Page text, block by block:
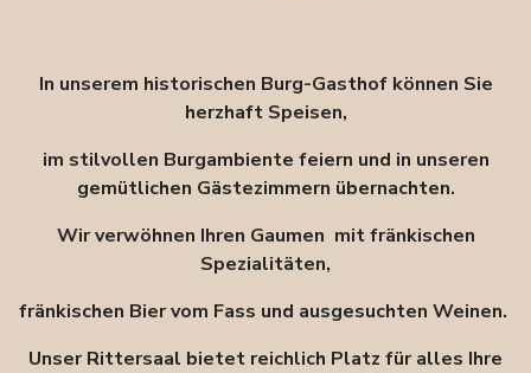
In unserem historischen Burg-Gasthof können Sie
herzhaft Speisen,
im stilvollen Burgambiente feiern und in unseren
gemütlichen Gästezimmern übernachten.
Wir verwöhnen Ihren Gaumen mit fränkischen
Spezialitäten,
fränkischen Bier vom Fass und ausgesuchten Weinen.
Unser Rittersaal bietet reichlich Platz für alles Ihre